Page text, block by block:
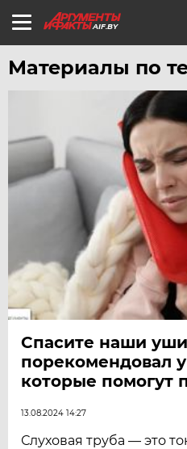
AIF.BY
Материалы по
Спасите наши
порекомендовал
которые помогут
13.08.2024 14:27
Слуховая труба — это